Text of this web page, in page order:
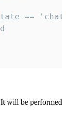
==
will be performed